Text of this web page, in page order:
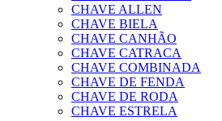
CHAVE ALLEN
CHAVE BIELA
CHAVE CANHÃO
CHAVE CATRACA
CHAVE COMBINADA
CHAVE DE FENDA
CHAVE DE RODA
CHAVE ESTRELA